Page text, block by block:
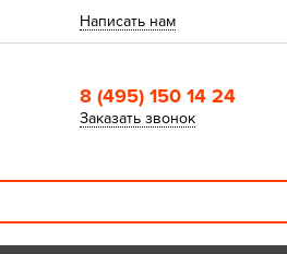
Написать нам
8 (495) 150 14 24
Заказать звонок